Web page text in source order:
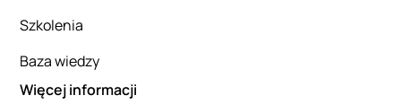
Szkolenia
Baza wiedzy
Więcej informacji